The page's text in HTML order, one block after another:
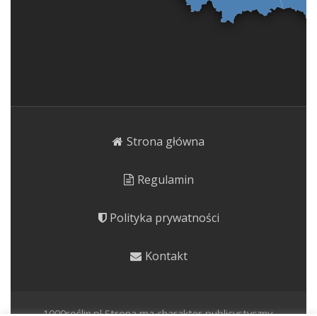
Strona główna
Regulamin
Polityka prywatności
Kontakt